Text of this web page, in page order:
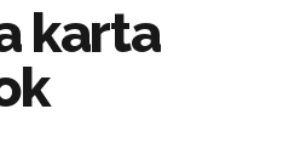
karta